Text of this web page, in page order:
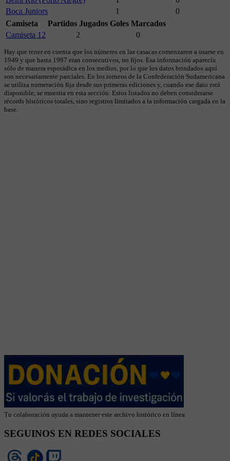
Boca Juniors
1
0
Camiseta
Partidos Jugados Goles Marcados
Camiseta 12
2 0
Hay que tener en cuenta que los números en las casacas comenzaron a usarse en
1949 y que hasta 1997 eran consecutivos, no fijos. Esa información aparecía
sólo de manera esporádica en los medios, por lo que los datos brindados aquí
son necesariamente parciales. En los torneos de la Confederación Sudamericana
se utiliza numeración fija desde sus primeras ediciones y, cuando ese dato está
disponible, se muestra en esta sección. Estos listados no deben considerarse
récords históricos totales, sino registros limitados a la información cargada en la
base.
Tu colaboración ayuda a mantener este archivo histórico en línea
SEGUINOS EN REDES SOCIALES